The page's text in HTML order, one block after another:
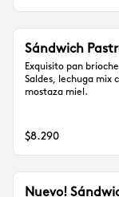
Sándwich
Exquisito pan
Saldes, lechuga mix
mostaza miel.
$8.290
Nuevo!